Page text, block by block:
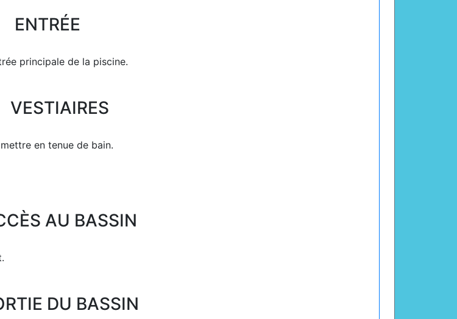
ENTRÉE
principale de la piscine.
VESTIAIRES
en tenue de bain.
AU BASSIN
DU BASSIN